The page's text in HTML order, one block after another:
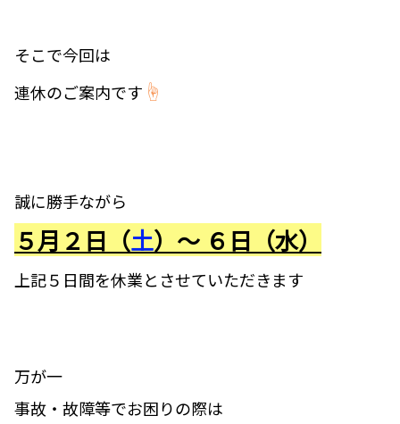
そこで今回は
連休のご案内です ☝
誠に勝手ながら
５月２日（土）～ ６日（水）
上記５日間を休業とさせていただきます
万が一
事故・故障等でお困りの際は